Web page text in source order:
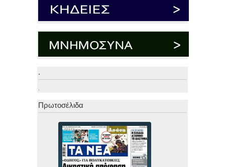
.
.
Πρωτοσέλιδα